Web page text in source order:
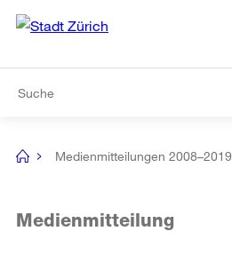
Navigation
[no
Medienmitteilungen 2008–2019
Medienmitteilung